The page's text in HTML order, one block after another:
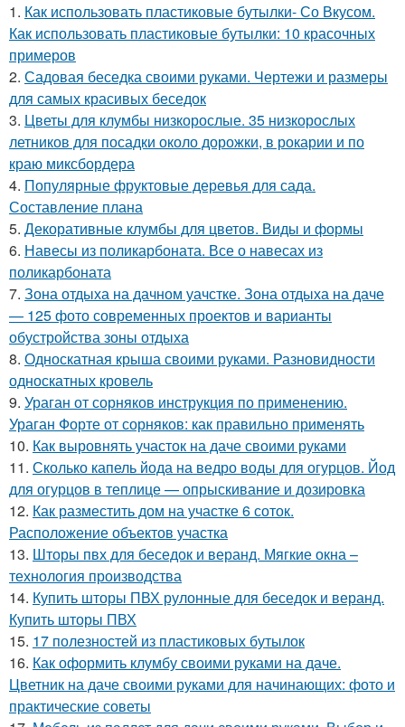
1. Как использовать пластиковые бутылки- Со Вкусом.
Как использовать пластиковые бутылки: 10 красочных
примеров
2. Садовая беседка своими руками. Чертежи и размеры
для самых красивых беседок
3. Цветы для клумбы низкорослые. 35 низкорослых
летников для посадки около дорожки, в рокарии и по
краю миксбордера
4. Популярные фруктовые деревья для сада.
Составление плана
5. Декоративные клумбы для цветов. Виды и формы
6. Навесы из поликарбоната. Все о навесах из
поликарбоната
7. Зона отдыха на дачном уачстке. Зона отдыха на даче
— 125 фото современных проектов и варианты
обустройства зоны отдыха
8. Односкатная крыша своими руками. Разновидности
односкатных кровель
9. Ураган от сорняков инструкция по применению.
Ураган Форте от сорняков: как правильно применять
10. Как выровнять участок на даче своими руками
11. Сколько капель йода на ведро воды для огурцов. Йод
для огурцов в теплице — опрыскивание и дозировка
12. Как разместить дом на участке 6 соток.
Расположение объектов участка
13. Шторы пвх для беседок и веранд. Мягкие окна –
технология производства
14. Купить шторы ПВХ рулонные для беседок и веранд.
Купить шторы ПВХ
15. 17 полезностей из пластиковых бутылок
16. Как оформить клумбу своими руками на даче.
Цветник на даче своими руками для начинающих: фото и
практические советы